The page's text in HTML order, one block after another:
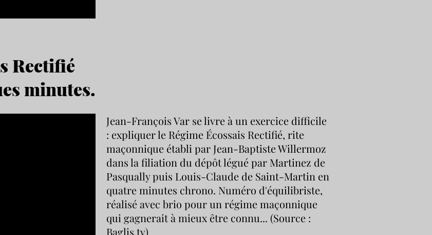
Rectifié
minutes.
Jean-François Var se livre à un exercice difficile
: expliquer le Régime Écossais Rectifié, rite
maçonnique établi par Jean-Baptiste Willermoz
dans la filiation du dépôt légué par Martinez de
Pasqually puis Louis-Claude de Saint-Martin en
quatre minutes chrono. Numéro d'équilibriste,
réalisé avec brio pour un régime maçonnique
qui gagnerait à mieux être connu... (Source :
Baglis.tv)